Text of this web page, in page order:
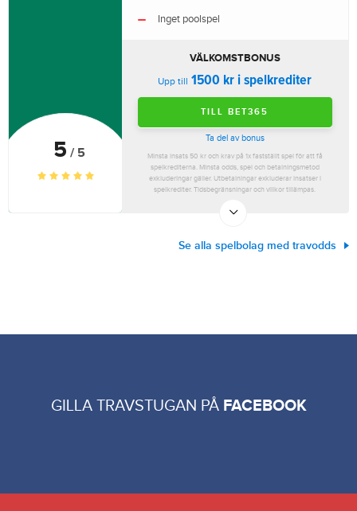
5 / 5
Inget poolspel
VÄLKOMSTBONUS
Upp till 1500 kr i spelkrediter
TILL BET365
Ta del av bonus
Minsta insats 50 kr och krav på 1x fastställt spel för att få
spelkrediterna. Minsta odds, spel och betalningsmetod
exkluderingar gäller. Utbetalningar exkluderar insatser i
spelkrediter. Tidsbegränsningar och villkor tillämpas.
Se alla spelbolag med travodds
GILLA TRAVSTUGAN PÅ FACEBOOK